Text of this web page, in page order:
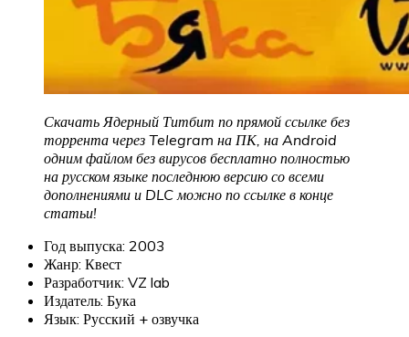
Скачать Ядерный Титбит по прямой ссылке без
торрента через Telegram на ПК, на Android
одним файлом без вирусов бесплатно полностью
на русском языке последнюю версию со всеми
дополнениями и DLC можно по ссылке в конце
статьи!
Год выпуска: 2003
Жанр: Квест
Разработчик: VZ lab
Издатель: Бука
Язык: Русский + озвучка